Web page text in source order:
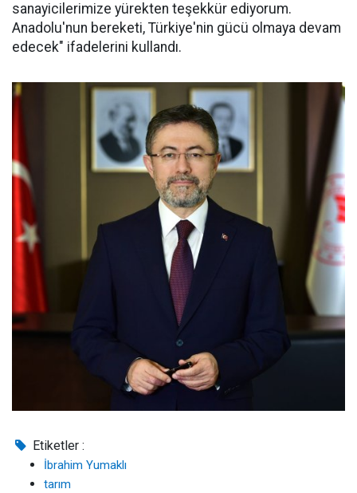
sanayicilerimize yürekten teşekkür ediyorum.
Anadolu'nun bereketi, Türkiye'nin gücü olmaya devam
edecek" ifadelerini kullandı.
Etiketler :
İbrahim Yumaklı
tarım